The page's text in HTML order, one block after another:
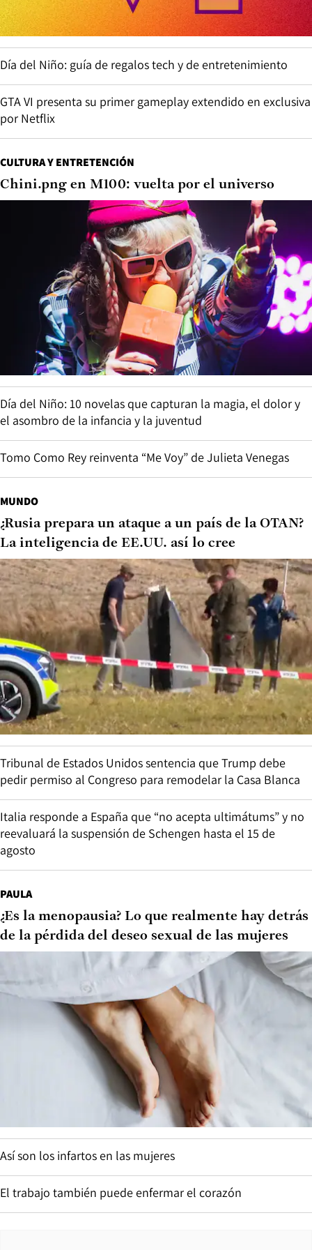
Día del Niño: guía de regalos tech y de entretenimiento
GTA VI presenta su primer gameplay extendido en exclusiva
por Netflix
CULTURA Y ENTRETENCIÓN
Chini.png en M100: vuelta por el universo
Día del Niño: 10 novelas que capturan la magia, el dolor y
el asombro de la infancia y la juventud
Tomo Como Rey reinventa “Me Voy” de Julieta Venegas
MUNDO
¿Rusia prepara un ataque a un país de la OTAN?
La inteligencia de EE.UU. así lo cree
Tribunal de Estados Unidos sentencia que Trump debe
pedir permiso al Congreso para remodelar la Casa Blanca
Italia responde a España que “no acepta ultimátums” y no
reevaluará la suspensión de Schengen hasta el 15 de
agosto
PAULA
¿Es la menopausia? Lo que realmente hay detrás
de la pérdida del deseo sexual de las mujeres
Así son los infartos en las mujeres
El trabajo también puede enfermar el corazón